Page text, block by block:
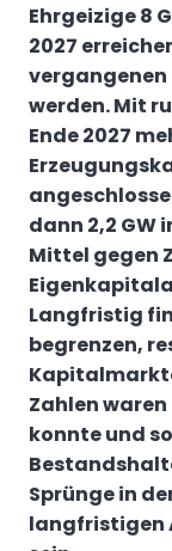
Ehrgeizige 8
2027
werden. Mit
Ende 2027
dann 2,2 GW
Mittel gegen
Langfristig
begrenzen,
Zahlen
konnte und
Sprünge in
langfristigen